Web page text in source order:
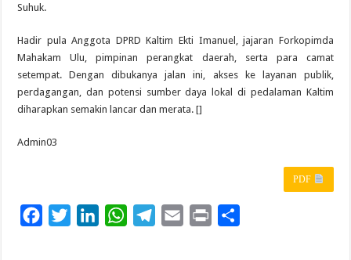
Suhuk.
Hadir pula Anggota DPRD Kaltim Ekti Imanuel, jajaran Forkopimda
Mahakam Ulu, pimpinan perangkat daerah, serta para camat
setempat. Dengan dibukanya jalan ini, akses ke layanan publik,
perdagangan, dan potensi sumber daya lokal di pedalaman Kaltim
diharapkan semakin lancar dan merata. []
Admin03
PDF
W